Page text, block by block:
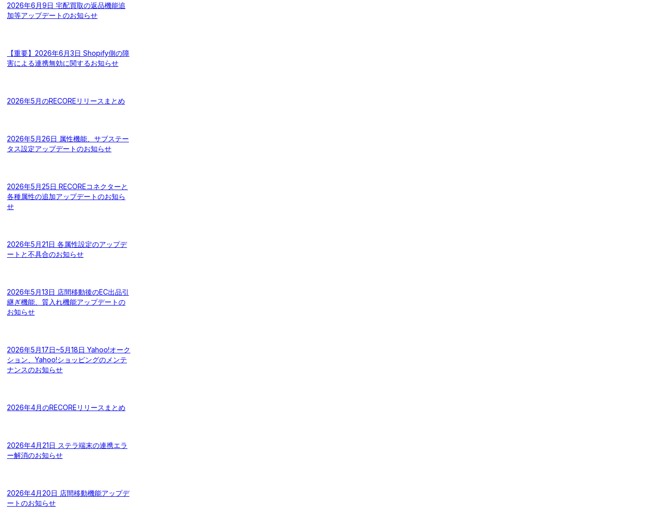
2026年6月9日 宅配買取の返品機能追
加等アップデートのお知らせ
【重要】2026年6月3日 Shopify側の障
害による連携無効に関するお知らせ
2026年5月のRECOREリリースまとめ
2026年5月26日 属性機能、サブステー
タス設定アップデートのお知らせ
2026年5月25日 RECOREコネクターと
各種属性の追加アップデートのお知ら
せ
2026年5月21日 各属性設定のアップデ
ートと不具合のお知らせ
2026年5月13日 店間移動後のEC出品引
継ぎ機能、質入れ機能アップデートの
お知らせ
2026年5月17日~5月18日 Yahoo!オーク
ション、Yahoo!ショッピングのメンテ
ナンスのお知らせ
2026年4月のRECOREリリースまとめ
2026年4月21日 ステラ端末の連携エラ
ー解消のお知らせ
2026年4月20日 店間移動機能アップデ
ートのお知らせ